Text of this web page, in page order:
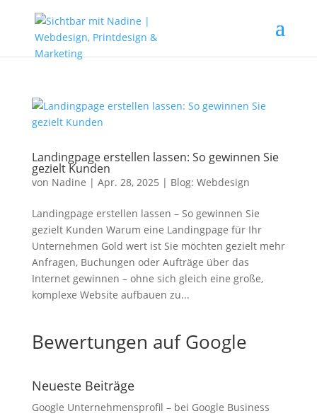
Landingpage erstellen lassen: So gewinnen Sie
gezielt Kunden
von Nadine | Apr. 28, 2025 | Blog: Webdesign
Landingpage erstellen lassen – So gewinnen Sie
gezielt Kunden Warum eine Landingpage für Ihr
Unternehmen Gold wert ist Sie möchten gezielt mehr
Anfragen, Buchungen oder Aufträge über das
Internet gewinnen – ohne sich gleich eine große,
komplexe Website aufbauen zu...
Bewertungen auf Google
Neueste Beiträge
Google Unternehmensprofil – bei Google Business